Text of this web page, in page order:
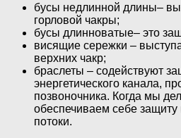
бусы недлинной длины–
горловой чакры;
бусы длинноватые– это
висящие сережки –
верхних чакр;
браслеты – содействуют
энергетического канала,
позвоночника. Когда мы
обеспечиваем себе защиту
потоки.